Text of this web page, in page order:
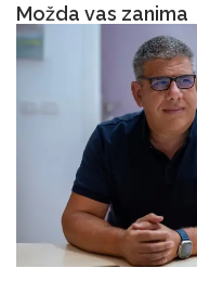
Možda vas zanima